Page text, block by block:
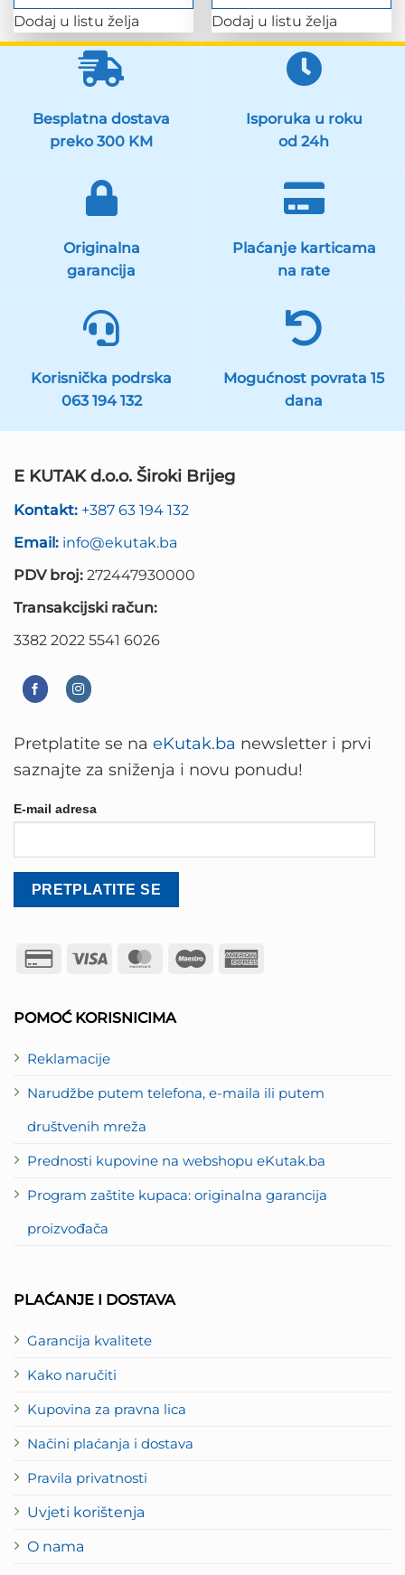
Dodaj u listu želja Dodaj u listu želja
Besplatna dostava
preko 300 KM
Isporuka u roku
od 24h
Originalna
garancija
Plaćanje karticama
na rate
Korisnička podrska
063 194 132
Mogućnost povrata 15
dana
E KUTAK d.o.o. Široki Brijeg
Kontakt: +387 63 194 132
Email: info@ekutak.ba
PDV broj: 272447930000
Transakcijski račun:
3382 2022 5541 6026
POMOĆ KORISNICIMA
Reklamacije
Narudžbe putem telefona, e-maila ili putem
društvenih mreža
Prednosti kupovine na webshopu eKutak.ba
Program zaštite kupaca: originalna garancija
proizvođača
PLAĆANJE I DOSTAVA
Garancija kvalitete
Kako naručiti
Kupovina za pravna lica
Načini plaćanja i dostava
Pravila privatnosti
Uvjeti korištenja
O nama
Pretplatite se na eKutak.ba newsletter i prvi
saznajte za sniženja i novu ponudu!
E-mail adresa
Credit
Visa MasterCard
Maestro